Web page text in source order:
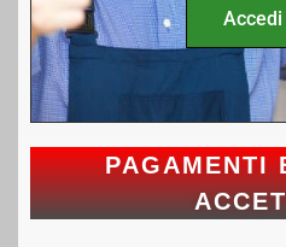
Accedi
PAGAMENTI